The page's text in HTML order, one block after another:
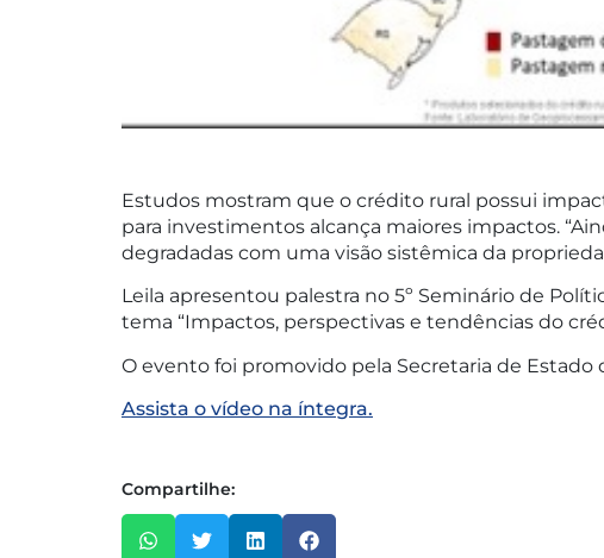
Estudos mostram que o crédito rural possui
para investimentos alcança maiores impactos.
degradadas com uma visão sistêmica da
Leila apresentou palestra no 5º Seminário de
tema “Impactos, perspectivas e tendências do
O evento foi promovido pela Secretaria de Estado
Assista o vídeo na íntegra.
Compartilhe: